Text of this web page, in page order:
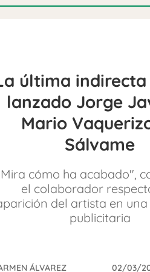
última indirecta
lanzado Jorge
Mario
Sálvame
cómo ha acabado",
el colaborador
del artista en
publicitaria
ÁLVAREZ 02/03/